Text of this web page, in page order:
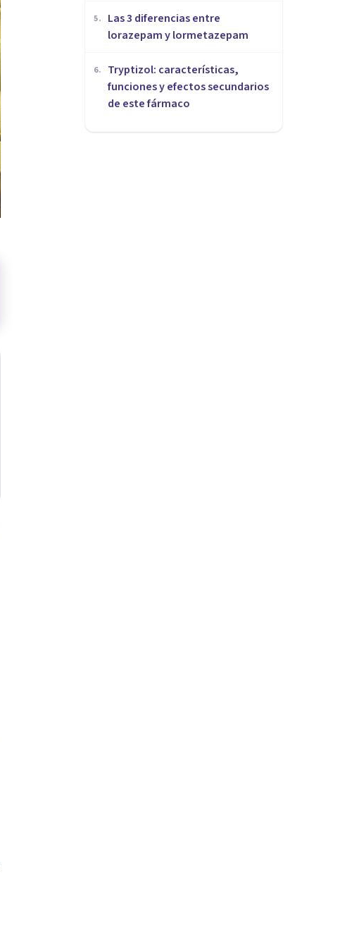
5.
Las 3 diferencias entre
lorazepam y lormetazepam
6.
Tryptizol: características,
funciones y efectos secundarios
de este fármaco